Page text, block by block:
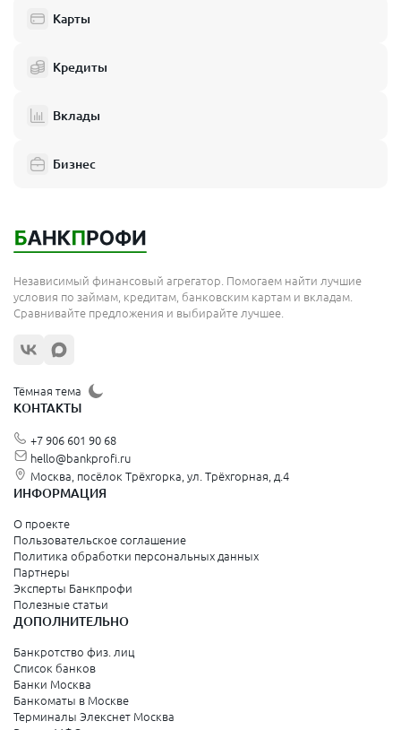
Карты
Кредиты
Вклады
Бизнес
Независимый финансовый агрегатор. Помогаем найти лучшие
условия по займам, кредитам, банковским картам и вкладам.
Сравнивайте предложения и выбирайте лучшее.
Тёмная тема
КОНТАКТЫ
+7 906 601 90 68
hello@bankprofi.ru
Москва, посёлок Трёхгорка, ул. Трёхгорная, д.4
ИНФОРМАЦИЯ
О проекте
Пользовательское соглашение
Политика обработки персональных данных
Партнеры
Эксперты Банкпрофи
Полезные статьи
ДОПОЛНИТЕЛЬНО
Банкротство физ. лиц
Список банков
Банки Москва
Банкоматы в Москве
Терминалы Элекснет Москва